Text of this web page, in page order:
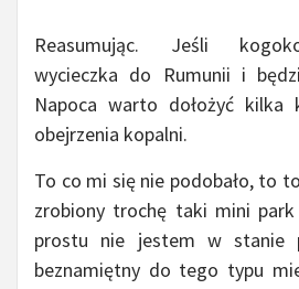
Reasumując. Jeśli
wycieczka do Rumunii i
Napoca warto dołożyć
obejrzenia kopalni.
To co mi się nie podobało, to
zrobiony trochę taki mini
prostu nie jestem w stanie
beznamiętny do tego typu